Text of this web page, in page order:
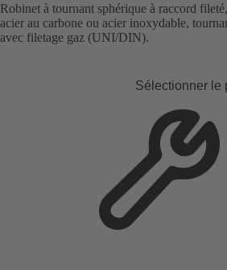
Robinet à tournant sphérique à raccord
acier au carbone ou acier inoxydable,
avec filetage gaz (UNI/DIN).
Sélectionner le